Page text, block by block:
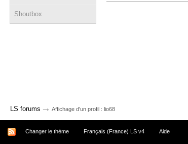
Shoutbox
LS forums → Affichage d'un profil : lio68
Changer le thème Français (France) LS v4 Aide